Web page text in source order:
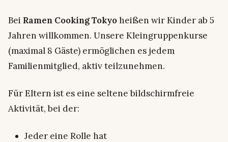
Bei Ramen Cooking Tokyoheißen wir Kinder ab 5
Jahren willkommen. Unsere Kleingruppenkurse
(maximal 8 Gäste) ermöglichen es jedem
Familienmitglied, aktiv teilzunehmen.
Für Eltern ist es eine seltene bildschirmfreie
Aktivität, bei der:
Jeder eine Rolle hat